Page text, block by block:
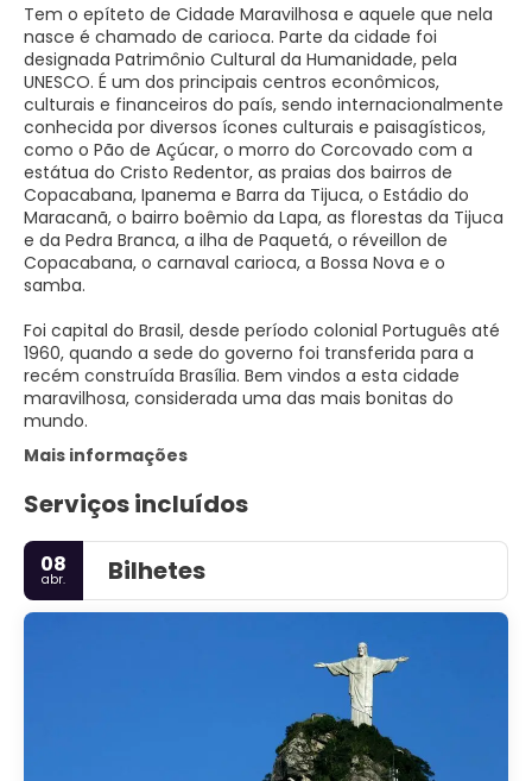
Tem o epíteto de Cidade Maravilhosa e aquele que nela
nasce é chamado de carioca. Parte da cidade foi
designada Patrimônio Cultural da Humanidade, pela
UNESCO. É um dos principais centros econômicos,
culturais e financeiros do país, sendo internacionalmente
conhecida por diversos ícones culturais e paisagísticos,
como o Pão de Açúcar, o morro do Corcovado com a
estátua do Cristo Redentor, as praias dos bairros de
Copacabana, Ipanema e Barra da Tijuca, o Estádio do
Maracanã, o bairro boêmio da Lapa, as florestas da Tijuca
e da Pedra Branca, a ilha de Paquetá, o réveillon de
Copacabana, o carnaval carioca, a Bossa Nova e o
samba.
Foi capital do Brasil, desde período colonial Português até
1960, quando a sede do governo foi transferida para a
recém construída Brasília. Bem vindos a esta cidade
maravilhosa, considerada uma das mais bonitas do
mundo.
Mais informações
Serviços incluídos
08
abr. Bilhetes